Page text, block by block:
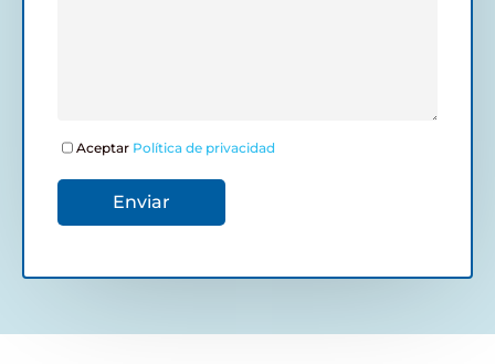
Aceptar Política de privacidad
Enviar